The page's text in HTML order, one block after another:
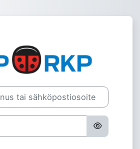
Kirjaudu
sähköpostiosoite